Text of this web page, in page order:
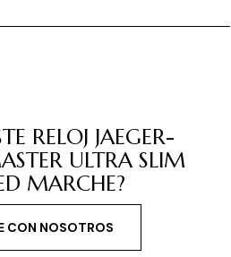
RELOJ JAEGER-
ULTRA SLIM
MARCHE?
CON NOSOTROS